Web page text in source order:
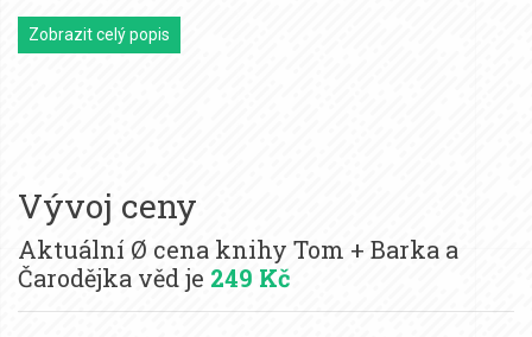
Zobrazit celý popis
Vývoj ceny
Aktuální Ø cena knihy Tom + Barka a
Čarodějka věd je 249 Kč